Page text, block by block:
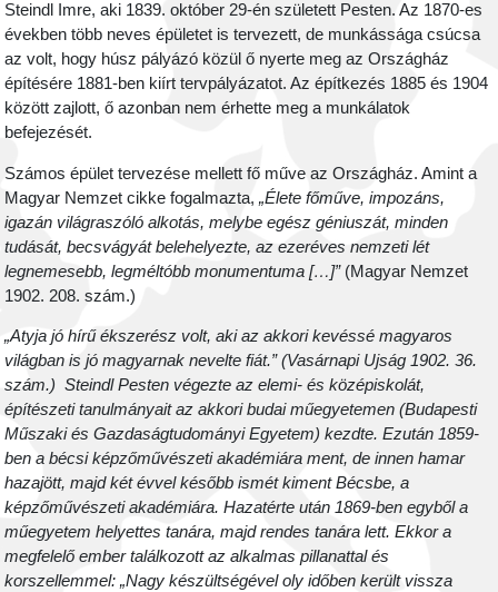
Steindl Imre, aki 1839. október 29-én született Pesten. Az 1870-es
években több neves épületet is tervezett, de munkássága csúcsa
az volt, hogy húsz pályázó közül ő nyerte meg az Országház
építésére 1881-ben kiírt tervpályázatot. Az építkezés 1885 és 1904
között zajlott, ő azonban nem érhette meg a munkálatok
befejezését.
Számos épület tervezése mellett fő műve az Országház. Amint a
Magyar Nemzet cikke fogalmazta,„Élete főműve, impozáns,
igazán világraszóló alkotás, melybe egész géniuszát, minden
tudását, becsvágyát belehelyezte, az ezeréves nemzeti lét
legnemesebb, legméltóbb monumentuma […]”(Magyar Nemzet
1902. 208. szám.)
„Atyja jó hírű ékszerész volt, aki az akkori kevéssé magyaros
világban is jó magyarnak nevelte fiát.” (Vasárnapi Ujság 1902. 36.
szám.) Steindl Pesten végezte az elemi- és középiskolát,
építészeti tanulmányait az akkori budai műegyetemen (Budapesti
Műszaki és Gazdaságtudományi Egyetem) kezdte. Ezután 1859-
ben a bécsi képzőművészeti akadémiára ment, de innen hamar
hazajött, majd két évvel később ismét kiment Bécsbe, a
képzőművészeti akadémiára. Hazatérte után 1869-ben egyből a
műegyetem helyettes tanára, majd rendes tanára lett. Ekkor a
megfelelő ember találkozott az alkalmas pillanattal és
korszellemmel: „Nagy készültségével oly időben került vissza